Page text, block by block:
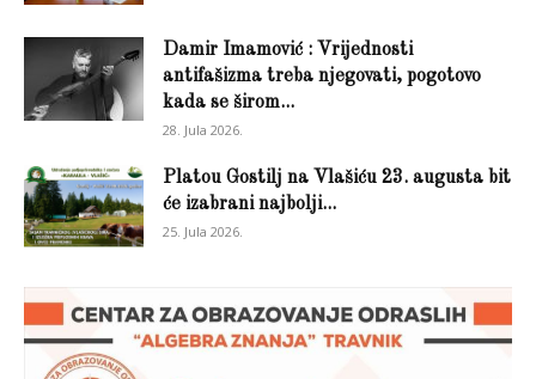
Damir Imamović : Vrijednosti
antifašizma treba njegovati, pogotovo
kada se širom...
28. Jula 2026.
Platou Gostilj na Vlašiću 23. augusta bit
će izabrani najbolji...
25. Jula 2026.